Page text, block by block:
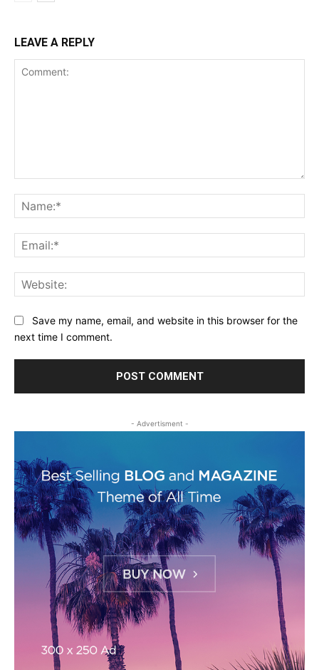
LEAVE A REPLY
Save my name, email, and website in this browser for the
next time I comment.
- Advertisment -